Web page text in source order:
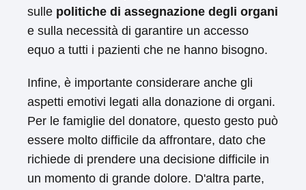
sulle politiche di assegnazione degli organi
e sulla necessità di garantire un accesso
equo a tutti i pazienti che ne hanno bisogno.
Infine, è importante considerare anche gli
aspetti emotivi legati alla donazione di organi.
Per le famiglie del donatore, questo gesto può
essere molto difficile da affrontare, dato che
richiede di prendere una decisione difficile in
un momento di grande dolore. D'altra parte,